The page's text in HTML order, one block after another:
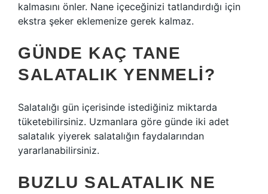
kalmasını önler. Nane içeceğinizi tatlandırdığı için
ekstra şeker eklemenize gerek kalmaz.
GÜNDE KAÇ TANE
SALATALIK YENMELI?
Salatalığı gün içerisinde istediğiniz miktarda
tüketebilirsiniz. Uzmanlara göre günde iki adet
salatalık yiyerek salatalığın faydalarından
yararlanabilirsiniz.
BUZLU SALATALIK NE